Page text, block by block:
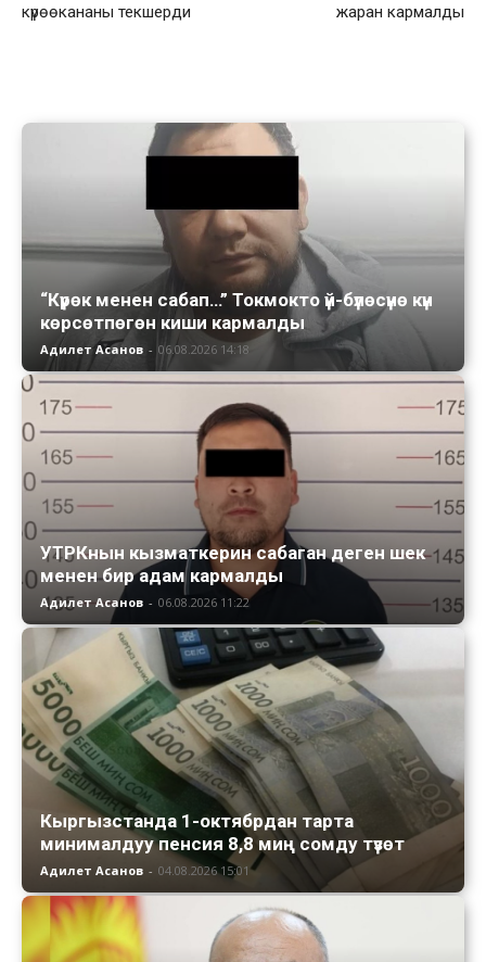
күрөөкананы текшерди
жаран кармалды
“Күрөк менен сабап…” Токмокто үй-бүлөсүнө күн
көрсөтпөгөн киши кармалды
Адилет Асанов - 06.08.2026 14:18
УТРКнын кызматкерин сабаган деген шек
менен бир адам кармалды
Адилет Асанов - 06.08.2026 11:22
Кыргызстанда 1-октябрдан тарта
минималдуу пенсия 8,8 миң сомду түзөт
Адилет Асанов - 04.08.2026 15:01